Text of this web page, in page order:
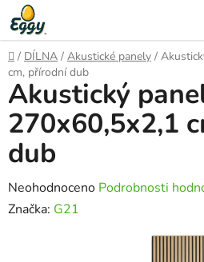
Přejít
na
obsah
Domů
/ DÍLNA / Akustické panely /
cm, přírodní dub
Akustický
270x60,5x2,1
dub
Průměrné
hodnocení
Neohodnoceno Podrobnosti
Značka: G21